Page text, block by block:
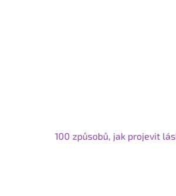
100 způsobů, jak projevit